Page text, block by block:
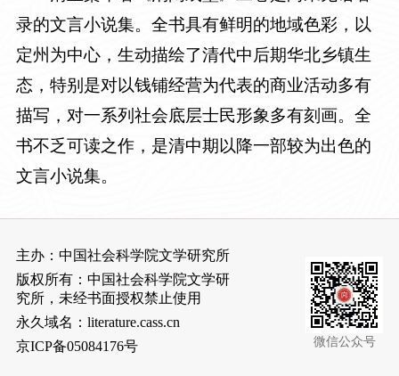
录的文言小说集。全书具有鲜明的地域色彩，以
定州为中心，生动描绘了清代中后期华北乡镇生
态，特别是对以钱铺经营为代表的商业活动多有
描写，对一系列社会底层士民形象多有刻画。全
书不乏可读之作，是清中期以降一部较为出色的
文言小说集。
主办：中国社会科学院文学研究所
版权所有：中国社会科学院文学研
究所，未经书面授权禁止使用
永久域名：literature.cass.cn
京ICP备05084176号
微信公众号